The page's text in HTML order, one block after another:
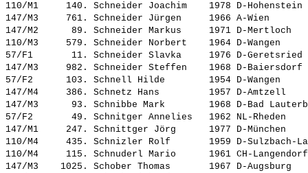
110/M1     140. Schneider Joachim
1978 D-
147/M3     761. Schneider Jürgen
1966 A-Wien
147/M2      89. Schneider Markus
1971 D-
110/M3     579. Schneider Norbert
1964 D-
57/F1       11. Schneider Slavka
1976 D-
147/M3     982. Schneider Steffen
1968 D-
57/F2      103. Schnell Hilde
1954 D-
147/M4     386. Schnetz Hans
1957 D-
147/M3      93. Schnibbe Mark
1968 D-Bad
57/F2       49. Schnitger Annelies
1962 NL-
147/M1     247. Schnittger Jörg
1977 D-
110/M4     435. Schnizler Rolf
1959 D-
110/M4     115. Schnuderl Mario
1961 CH-
147/M3    1025. Schober Thomas
1967 D-